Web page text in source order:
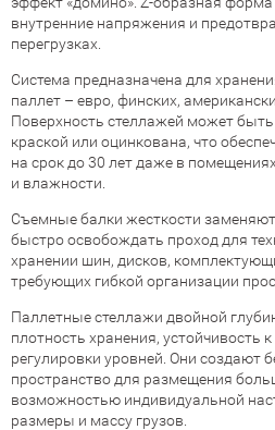
внутренние напряжения и
перегрузках.
Система предназначена для
паллет – евро, финских,
Поверхность стеллажей может
краской или оцинкована, что
на срок до 30 лет даже в
и влажности.
Съемные балки жесткости
быстро освобождать проход для
хранении шин, дисков,
требующих гибкой организации
Паллетные стеллажи двойной
плотность хранения, устойчивость
регулировки уровней. Они создают
пространство для размещения
возможностью индивидуальной
размеры и массу грузов.